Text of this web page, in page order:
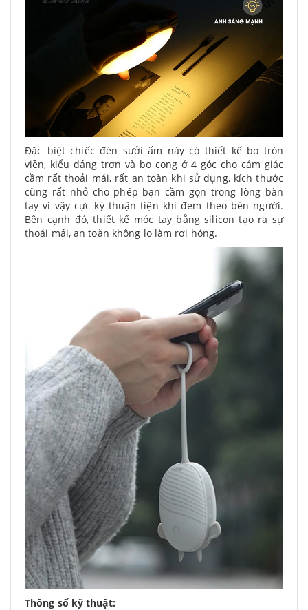
Đặc biệt chiếc đèn sưởi ấm này có thiết kế bo tròn
viền, kiểu dáng trơn và bo cong ở 4 góc cho cảm giác
cầm rất thoải mái, rất an toàn khi sử dụng, kích thước
cũng rất nhỏ cho phép bạn cầm gọn trong lòng bàn
tay vì vậy cực kỳ thuận tiện khi đem theo bên người.
Bên cạnh đó, thiết kế móc tay bằng silicon tạo ra sự
thoải mái, an toàn không lo làm rơi hỏng.
Thông số kỹ thuật: